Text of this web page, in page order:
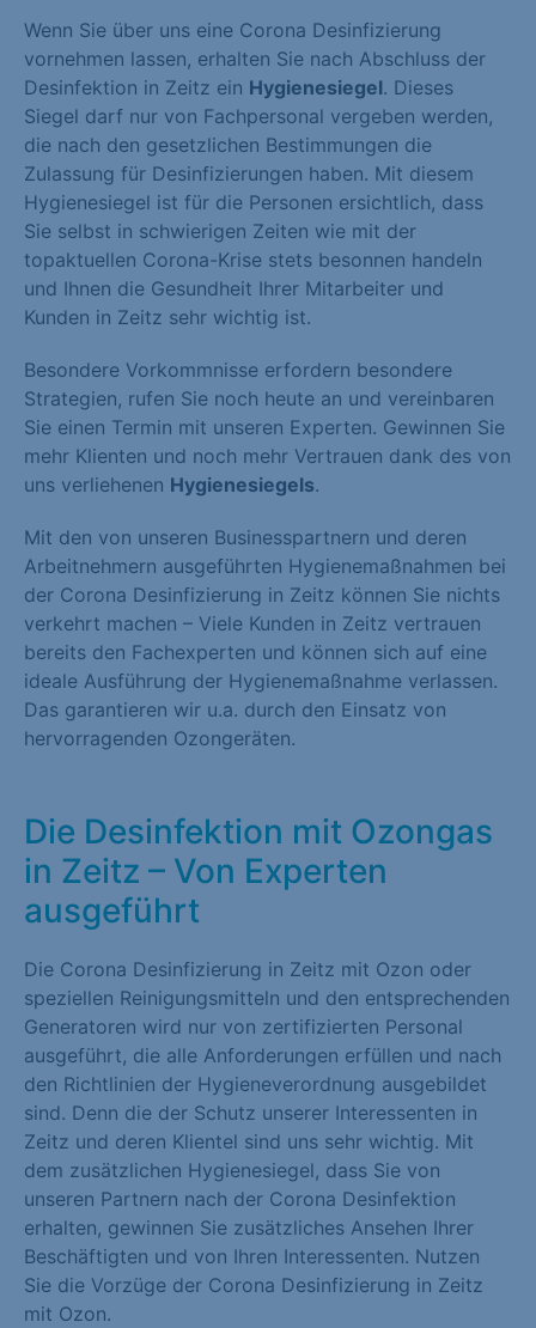
Wenn Sie über uns eine Corona Desinfizierung
vornehmen lassen, erhalten Sie nach Abschluss der
Desinfektion in Zeitz ein Hygienesiegel. Dieses
Siegel darf nur von Fachpersonal vergeben werden,
die nach den gesetzlichen Bestimmungen die
Zulassung für Desinfizierungen haben. Mit diesem
Hygienesiegel ist für die Personen ersichtlich, dass
Sie selbst in schwierigen Zeiten wie mit der
topaktuellen Corona-Krise stets besonnen handeln
und Ihnen die Gesundheit Ihrer Mitarbeiter und
Kunden in Zeitz sehr wichtig ist.
Besondere Vorkommnisse erfordern besondere
Strategien, rufen Sie noch heute an und vereinbaren
Sie einen Termin mit unseren Experten. Gewinnen Sie
mehr Klienten und noch mehr Vertrauen dank des von
uns verliehenen Hygienesiegels.
Mit den von unseren Businesspartnern und deren
Arbeitnehmern ausgeführten Hygienemaßnahmen bei
der Corona Desinfizierung in Zeitz können Sie nichts
verkehrt machen – Viele Kunden in Zeitz vertrauen
bereits den Fachexperten und können sich auf eine
ideale Ausführung der Hygienemaßnahme verlassen.
Das garantieren wir u.a. durch den Einsatz von
hervorragenden Ozongeräten.
Die Desinfektion mit Ozongas
in Zeitz – Von Experten
ausgeführt
Die Corona Desinfizierung in Zeitz mit Ozon oder
speziellen Reinigungsmitteln und den entsprechenden
Generatoren wird nur von zertifizierten Personal
ausgeführt, die alle Anforderungen erfüllen und nach
den Richtlinien der Hygieneverordnung ausgebildet
sind. Denn die der Schutz unserer Interessenten in
Zeitz und deren Klientel sind uns sehr wichtig. Mit
dem zusätzlichen Hygienesiegel, dass Sie von
unseren Partnern nach der Corona Desinfektion
erhalten, gewinnen Sie zusätzliches Ansehen Ihrer
Beschäftigten und von Ihren Interessenten. Nutzen
Sie die Vorzüge der Corona Desinfizierung in Zeitz
mit Ozon.